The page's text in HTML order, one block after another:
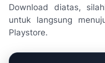
Download diatas,
untuk langsung
Playstore.